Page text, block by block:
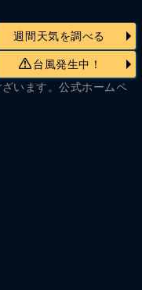
週間天気を調べる
台風発生中！
います。公式ホームペ